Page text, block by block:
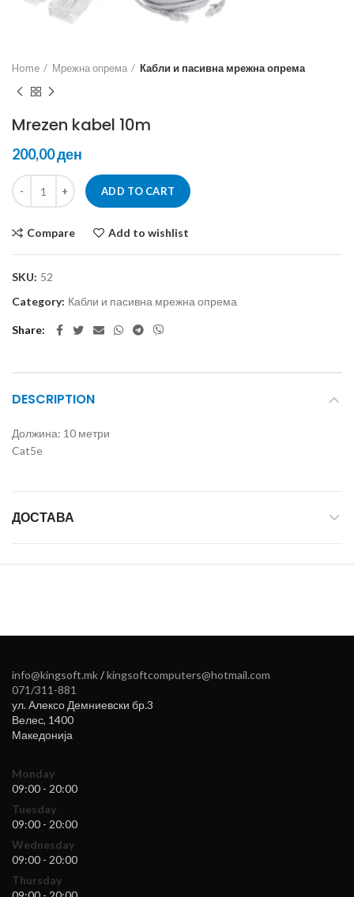
Home Мрежна опрема Кабли и пасивна мрежна опрема
Mrezen kabel 10m
ден
ADD TO CART
Compare Add to wishlist
SKU: 52
Category: Кабли и пасивна мрежна опрема
Share
DESCRIPTION
Должина: 10 метри
Cat5e
ДОСТАВА
info@kingsoft.mk/kingsoftcomputers@hotmail.com
071/311-881
ул. Алексо Демниевски бр.3
Велес, 1400
Македонија
Monday
09:00 - 20:00
Tuesday
09:00 - 20:00
Wednesday
09:00 - 20:00
Thursday